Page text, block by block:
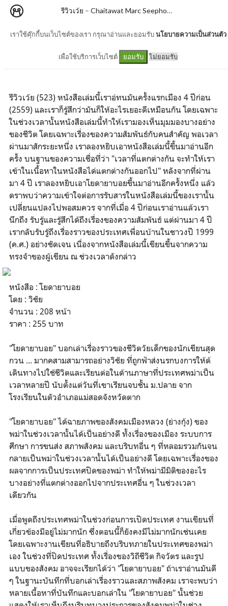
เราใช้คุ๊กกี้บนเว็บไซต์ของเรา กรุณาอ่านและยอมรับนโยบายความเป็นส่วนตัว
เพื่อใช้บริการเว็บไซต์ ยอมรับ ไม่ยอมรับ
รีวิวเว้ย – Chaitawat Marc Seephongsai
โยดายาบอย By วิชัย
รีวิวเว้ย (523) หนังสือเล่มนี้เราอ่ทนมันครั้งแรกเมือง 4 ปีก่อน
(2559) และเราก็รู้สึกว่ามันก็ให้อะไรเยอะดีเหมือนกัน โดยเฉพาะ
ในช่วงเวลานั้นหนังสือเล่มนี้ทำให้เรามองเห็นมุมมองบางอย่าง
ของชีวิต โดยเฉพาะเรื่องของความสัมพันธ์กับคนสำคัญ พอเวลา
ผ่านมาสักระยะหนึ่ง เราลองหยิบเอาหนังสือเล่มนี้ขึ้นมาอ่านอีก
ครั้ง บนฐานของความเชื่อที่ว่า "เวลาที่แตกต่างกัน จะทำให้เรา
เข้าในเนื้อหาในหนังสือได่แตกต่างกันออกไป" หลังจากที่ผ่าน
มา 4 ปี เราลองหยิบเอาโยดายาบอยขึ้นมาอ่านอีกครั้งหนึ่ง แล้ว
ดราพบว่าความเข้าใจต่อการรับสารในหนังสือเล่มนี้ของเรานั้น
เปลี่ยนแปลงไปพอสมควร จากที่เมื่อ 4 ปีก่อนเราอ่านแล้วเรา
นึกถึง รับรู้และรู้สึกได้ถึงเรื่องของความสัมพันธ์ แต่ผ่านมา 4 ปี
เรากลับรับรู้ถึงเรื่องราวของประเทศเพื่อนบ้านในชาวงปี 1999
(ค.ศ.) อย่างชัดเจน เนื่องจากหนังสือเล่มนี้เขียนขึ้นจากความ
ทรงจำของผู้เขียน ณ ช่วงเวลาดังกล่าว
หนังสือ : โยดายาบอย
โดย : วิชัย
จำนวน : 208 หน้า
ราคา : 255 บาท
"โยดายาบอย" บอกเล่าเรื่องราวของชีวิตวัยเด็กของนักเขียนสุด
กวน ... มากคสามสามารถอย่างวิชัย ที่ถูกฟ้าส่งนรกบงการให้ต้
เดินทางไปใช้ชีวิตและเรียนต่อในด้านภาษาที่ประเทศพม่าเป็น
เวลาหลายปี นับตั้งแต่วันที่เขาเรียนจบชั้น ม.ปลาย จาก
โรงเรียนในตัวอำเภอแม่สอดจังหวัดตาก
"โยดายาบอย" ได้ฉายภาพของสังคมเมืองหลวง (ย่างกุ้ง) ของ
พม่าในช่วงเวลานั้นได้เป็นอย่างดี ทั้งเรื่องของเมือง ระบบการ
ศึกษา การขนส่ง สภาพสังคม และบริบทอื่น ๆ ที่หลอมรวมกันจน
กลายเป็นพม่าในช่วงเวลานั้นได้เป็นอย่างดี โดยเฉพาะเรื่องของ
ผลจากการเป็นประเทศปิดของพม่า ทำให้พม่ามีมิติของอะไร
บางอย่างที่แตกต่างออกไปจากประเทศอื่น ๆ ในช่วงเวลา
เดียวกัน
เมื่อพูดถึงประเทศพม่าในช่วงก่อนการเปิดประเทศ งานเขียนที่
เกี่ยวข้องมีอยู่ไม่มากนัก ซึ่งตอนนี้ก็ยังคงมีไม่มากนักเช่นเคย
โดยเฉพาะงานเขียนที่อธิบายถึงบริบทภายในประเทศของพม่า
เอง ในช่วงที่ปิดประเทศ ทั้งเรื่องของวิถีชีวิต กิจวัตร และรูป
แบบของสังคม อาจจะเรียกได้ว่า "โยดายาบอย" ถ้าเราอ่านมันดี
ๆ ในฐานะบันทึกที่บอกเล่าเรื่องราวและสภาพสังคม เราจะพบว่า
หลายเนื้อหาที่บันทึกและบอกเล่าใน "โยดายาบอย" นั้นช่วย